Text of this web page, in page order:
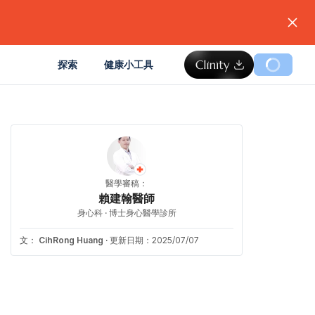
探索 健康小工具
醫學審稿：
賴建翰醫師
身心科 · 博士身心醫學診所
文： CihRong Huang · 更新日期：2025/07/07